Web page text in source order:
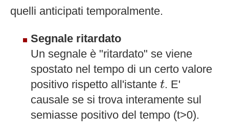
quelli anticipati temporalmente.
Segnale ritardato
Un segnale è "ritardato" se viene
spostato nel tempo di un certo valore
positivo rispetto all'istante t
t. E'
causale se si trova interamente sul
semiasse positivo del tempo (t>0).